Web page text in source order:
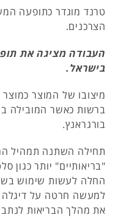
טרנד מוגדר כתופעה
הצרכנים.
העבודה מציגה את
בישראל.
מיצובו של המוצר
ברשות כאשר המובילה
בורגראנץ.
תחילה השתנה תמהיל
"בריאותיים" יותר כגון
החלה לעשות שימוש
למעשה חרטה על דיגלה
את מהלך הבריאות